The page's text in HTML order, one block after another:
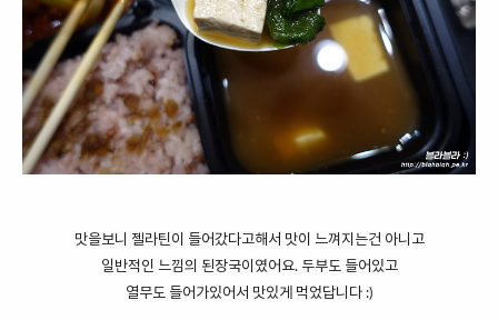
맛을보니 젤라틴이 들어갔다고해서 맛이 느껴지는건 아니고
일반적인 느낌의 된장국이였어요. 두부도 들어있고
열무도 들어가있어서 맛있게 먹었답니다 :)